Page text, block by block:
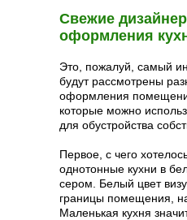
Свежие
оформления
Это, пожалуй, самый
будут рассмотрены
оформления
которые можно
для обустройства
Первое, с чего
однотонные кухни в
сером. Белый цвет
границы помещения,
Маленькая кухня